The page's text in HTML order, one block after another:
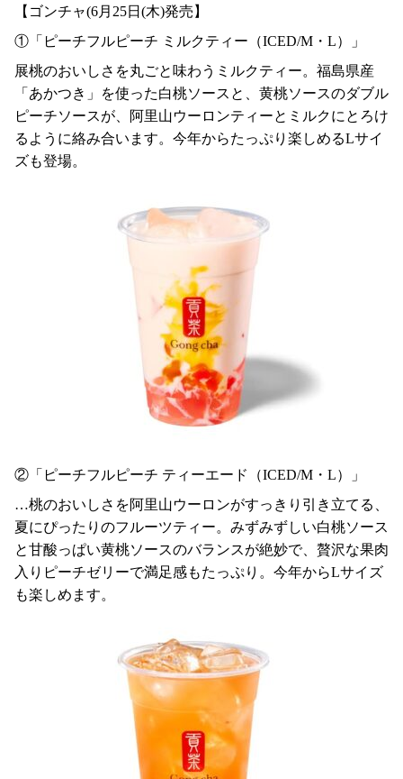
【ゴンチャ(6月25日(木)発売】
①「ピーチフルピーチ ミルクティー（ICED/M・L）」
展桃のおいしさを丸ごと味わうミルクティー。福島県産
「あかつき」を使った白桃ソースと、黄桃ソースのダブル
ピーチソースが、阿里山ウーロンティーとミルクにとろけ
るように絡み合います。今年からたっぷり楽しめるLサイ
ズも登場。
②「ピーチフルピーチ ティーエード（ICED/M・L）」
…桃のおいしさを阿里山ウーロンがすっきり引き立てる、
夏にぴったりのフルーツティー。みずみずしい白桃ソース
と甘酸っぱい黄桃ソースのバランスが絶妙で、贅沢な果肉
入りピーチゼリーで満足感もたっぷり。今年からLサイズ
も楽しめます。